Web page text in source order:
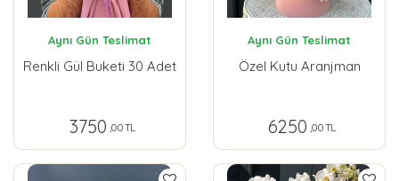
Aynı Gün Teslimat
Renkli Gül Buketi 30 Adet
3750 ,00 TL
Aynı Gün Teslimat
Özel Kutu Aranjman
6250 ,00 TL